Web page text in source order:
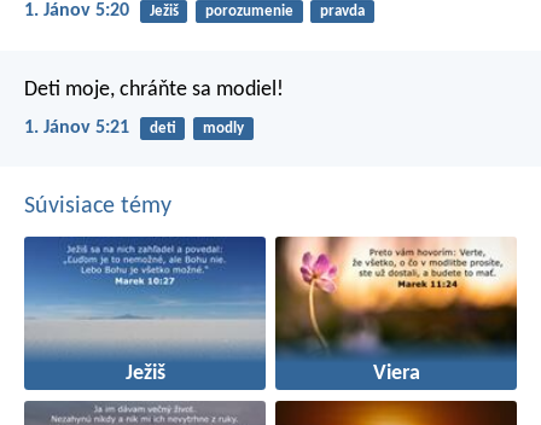
1. Jánov 5:20 Ježiš porozumenie pravda
Deti moje, chráňte sa modiel!
1. Jánov 5:21 deti modly
Súvisiace témy
Ježiš Viera